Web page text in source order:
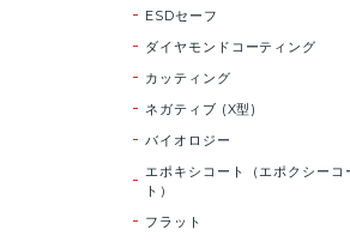
ESDセーフ
ダイヤモンドコーティング
カッティング
ネガティブ (X型)
バイオロジー
エポキシコート（エポクシーコ
ト）
フラット